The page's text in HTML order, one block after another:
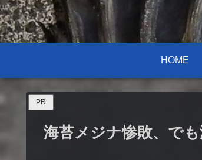
HOME
PR
海苔メジナ惨敗、で